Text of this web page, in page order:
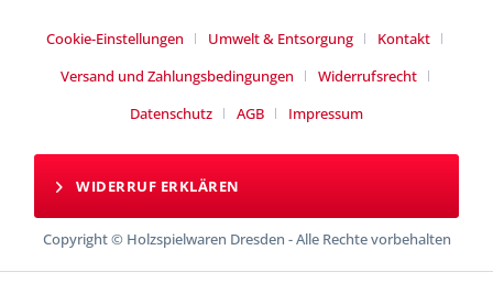
Cookie-Einstellungen Umwelt & Entsorgung
Kontakt
Versand und Zahlungsbedingungen
Widerrufsrecht
Datenschutz
AGB Impressum
WIDERRUF ERKLÄREN
Copyright © Holzspielwaren Dresden - Alle Rechte vorbehalten